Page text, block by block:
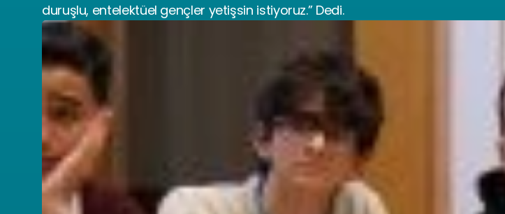
duruşlu, entelektüel gençler yetişsin istiyoruz.” Dedi.